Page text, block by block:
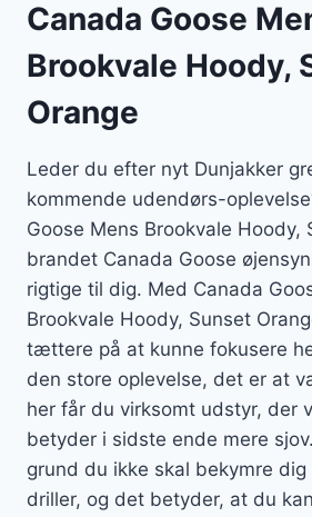
Canada Goose
Brookvale Hoody,
Orange
Leder du efter nyt Dunjakker
kommende udendørs-
Goose Mens Brookvale Hoody,
brandet Canada Goose
rigtige til dig. Med Canada
Brookvale Hoody, Sunset
tættere på at kunne fokusere
den store oplevelse, det er at
her får du virksomt udstyr, der
betyder i sidste ende mere
grund du ikke skal bekymre
driller, og det betyder, at du